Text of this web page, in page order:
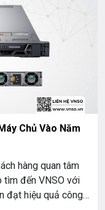
Chủ Vào Năm
hàng quan tâm
tìm đến VNSO với
đạt hiệu quả công